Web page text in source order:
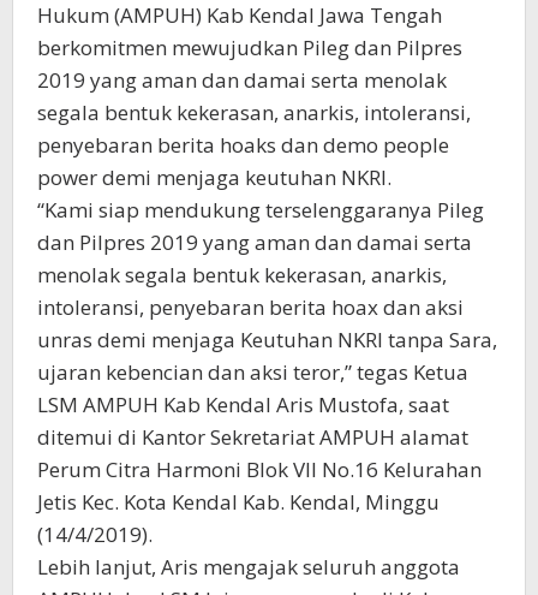
Hukum (AMPUH) Kab Kendal Jawa Tengah
berkomitmen mewujudkan Pileg dan Pilpres
2019 yang aman dan damai serta menolak
segala bentuk kekerasan, anarkis, intoleransi,
penyebaran berita hoaks dan demo people
power demi menjaga keutuhan NKRI.
“Kami siap mendukung terselenggaranya Pileg
dan Pilpres 2019 yang aman dan damai serta
menolak segala bentuk kekerasan, anarkis,
intoleransi, penyebaran berita hoax dan aksi
unras demi menjaga Keutuhan NKRI tanpa Sara,
ujaran kebencian dan aksi teror,” tegas Ketua
LSM AMPUH Kab Kendal Aris Mustofa, saat
ditemui di Kantor Sekretariat AMPUH alamat
Perum Citra Harmoni Blok VII No.16 Kelurahan
Jetis Kec. Kota Kendal Kab. Kendal, Minggu
(14/4/2019).
Lebih lanjut, Aris mengajak seluruh anggota